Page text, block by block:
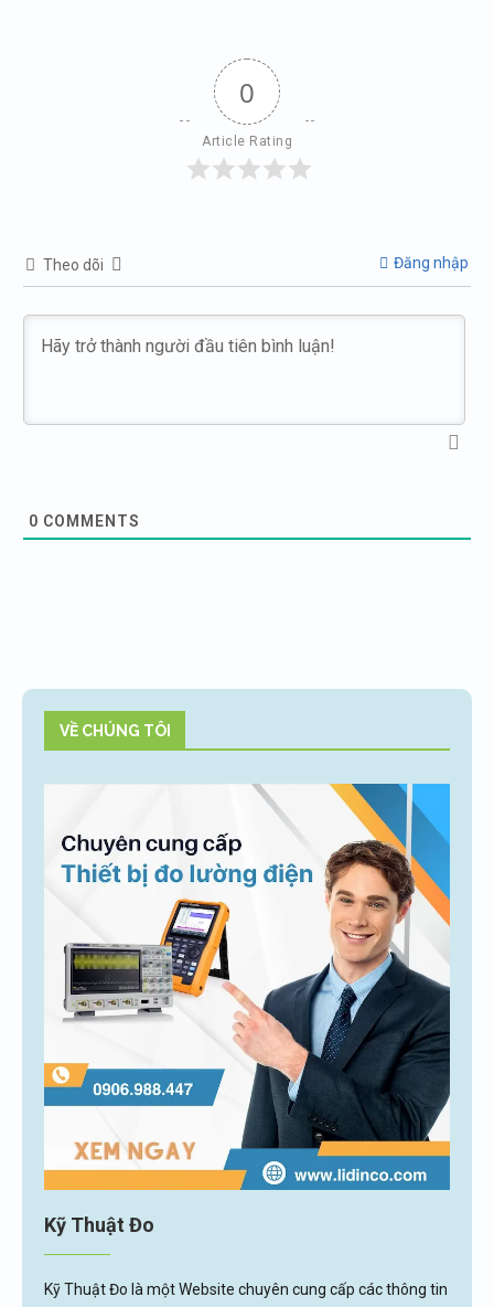
0
Article Rating
Theo dõi Đăng nhập
0 COMMENTS
VỀ CHÚNG TÔI
Kỹ Thuật Đo
Kỹ Thuật Đo là một Website chuyên cung cấp các thông tin